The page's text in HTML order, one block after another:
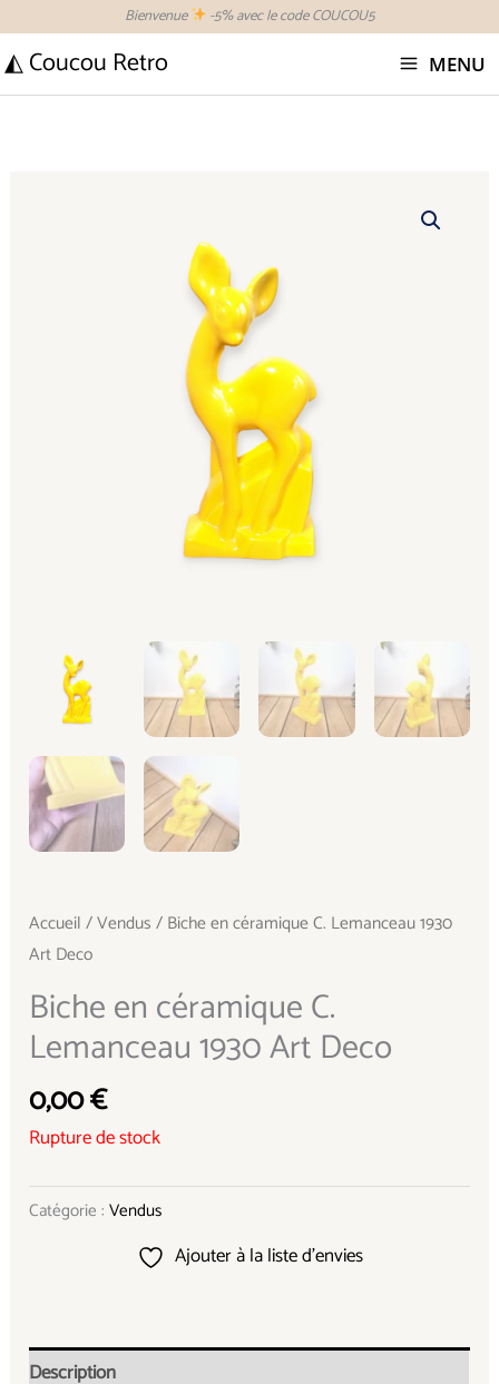
contenu
Bienvenue -5% avec le code COUCOU5
◭ Coucou Retro MENU
Accueil /Vendus / Biche en céramique C. Lemanceau 1930
Art Deco
Biche en céramique C.
Lemanceau 1930 Art Deco
0,00€
Rupture de stock
Catégorie :Vendus
Ajouter à la liste d’envies
Description